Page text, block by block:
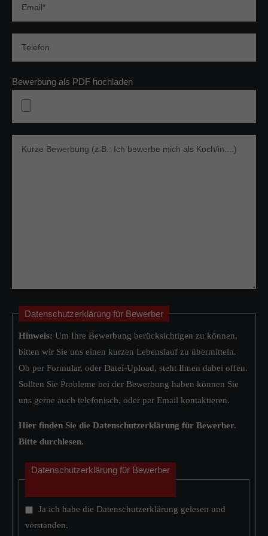
Bewerbung als PDF hochladen
Datenschutzerklärung für Bewerber
Hinweis: Um Ihre Bewerbung berücksichtigen zu können,
bitten wir Sie uns einen kurzen Lebenslauf zu übermitteln.
Ob per Formular, oder Datei-Upload, steht Ihnen dabei offen.
Sollten Sie Probleme bei der Bewerbung haben können Sie
uns gerne auch telefonisch, oder per Email kontaktieren.
Hier finden Sie die Datenschutzerklärung für Bewerber.
Bitte durchlesen.
Datenschutzerklärung für Bewerber
*
Ja ich habe die Datenschutzerklärung gelesen und
verstanden.